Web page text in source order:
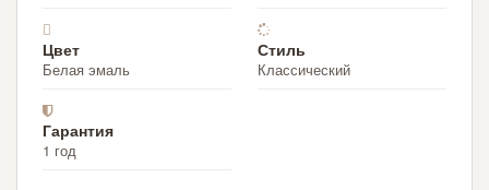
Цвет
Белая эмаль
Стиль
Классический
Гарантия
1 год